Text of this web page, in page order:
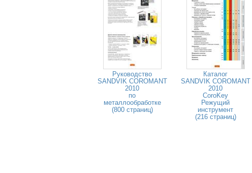
Руководство
SANDVIK COROMANT
2010
по
металлообработке
(800 страниц)
Каталог
SANDVIK COROMANT
2010
CoroKey
Режущий
инструмент
(216 страниц)